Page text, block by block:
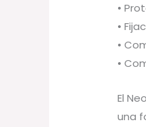
•
•
•
•
El
una